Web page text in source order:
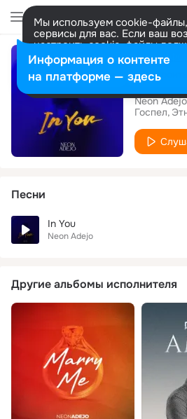
Мы используем cookie-
сервисы для вас. Если ваш
настроить cookie-файлы
представитель. Больше
Разрешить все Настроить
Сингл
In You
Neon Adejo
Госпел
Песни
In You
Neon Adejo
Другие альбомы исполнителя
Информация о контенте
на платформе — здесь